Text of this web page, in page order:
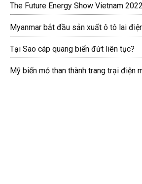
The Future Energy Show Vietnam 2022
Myanmar bắt đầu sản xuất ô tô lai
Tại Sao cáp quang biển đứt liên tục?
Mỹ biến mỏ than thành trang trại điện